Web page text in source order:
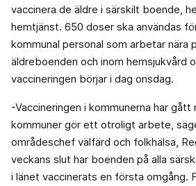
vaccinera de äldre i särskilt boende,
hemtjänst. 650 doser ska användas
kommunal personal som arbetar nära
äldreboenden och inom hemsjukvård
vaccineringen börjar i dag onsdag.
-Vaccineringen i kommunerna har
kommuner gör ett otroligt arbete,
områdeschef välfärd och folkhälsa,
veckans slut har boenden på alla
i länet vaccinerats en första omgång.